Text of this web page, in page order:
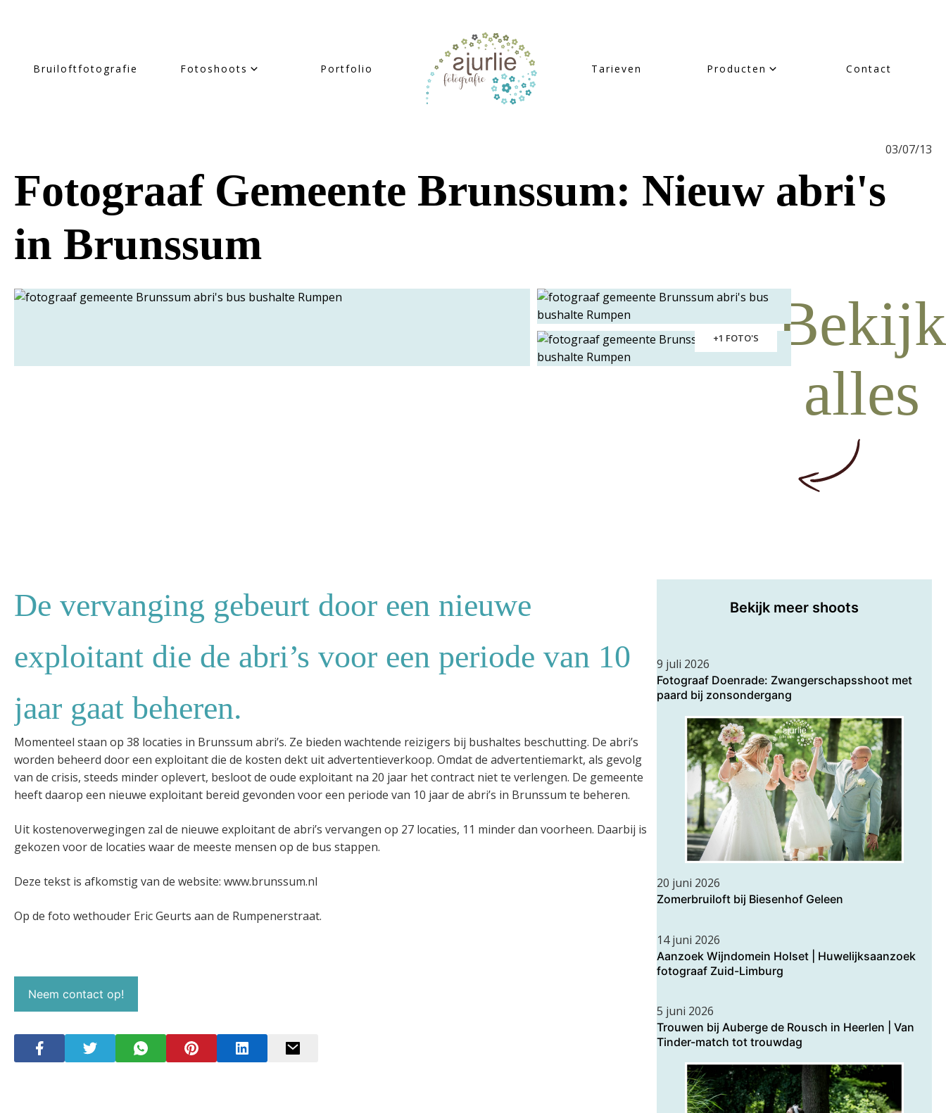
Bruiloftfotografie Fotoshoots Portfolio Tarieven Producten Contact
03/07/13
Fotograaf Gemeente Brunssum: Nieuw abri's
in Brunssum
+1 FOTO'S
Bekijk
alles
De vervanging gebeurt door een nieuwe
exploitant die de abri’s voor een periode van 10
jaar gaat beheren.
Momenteel staan op 38 locaties in Brunssum abri’s. Ze bieden wachtende reizigers bij bushaltes beschutting. De abri’s
worden beheerd door een exploitant die de kosten dekt uit advertentieverkoop. Omdat de advertentiemarkt, als gevolg
van de crisis, steeds minder oplevert, besloot de oude exploitant na 20 jaar het contract niet te verlengen. De gemeente
heeft daarop een nieuwe exploitant bereid gevonden voor een periode van 10 jaar de abri’s in Brunssum te beheren.
Uit kostenoverwegingen zal de nieuwe exploitant de abri’s vervangen op 27 locaties, 11 minder dan voorheen. Daarbij is
gekozen voor de locaties waar de meeste mensen op de bus stappen.
Deze tekst is afkomstig van de website: www.brunssum.nl
Op de foto wethouder Eric Geurts aan de Rumpenerstraat.
Neem contact op!
Bekijk meer shoots
9 juli 2026
Fotograaf Doenrade: Zwangerschapsshoot met
paard bij zonsondergang
20 juni 2026
Zomerbruiloft bij Biesenhof Geleen
14 juni 2026
Aanzoek Wijndomein Holset | Huwelijksaanzoek
fotograaf Zuid-Limburg
5 juni 2026
Trouwen bij Auberge de Rousch in Heerlen | Van
Tinder-match tot trouwdag